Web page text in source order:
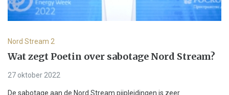
Nord Stream 2
Wat zegt Poetin over sabotage Nord Stream?
27 oktober 2022
De sabotage aan de Nord Stream pijpleidingen is zeer